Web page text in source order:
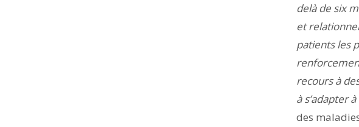
delà de six
et
patients les
recours à
à s’adapter
des